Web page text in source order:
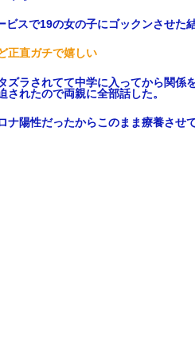
ビスで19の女の子にゴックンさせた
正直ガチで嬉しい
ズラされてて中学に入ってから関係
されたので両親に全部話した。
ナ陽性だったからこのまま療養させ